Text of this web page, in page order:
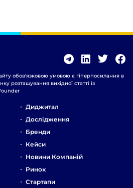
обов'язковою умовою є гіперпосилання в
розташування вихідної статті із
Диджитал
Дослідження
Бренди
Кейси
Новини Компаній
Ринок
Стартапи